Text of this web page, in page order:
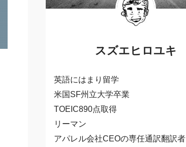
スズエヒロユキ
英語にはまり留学
米国SF州立大学卒業
TOEIC890点取得
リーマン
アパレル会社CEOの専任通訳翻訳者